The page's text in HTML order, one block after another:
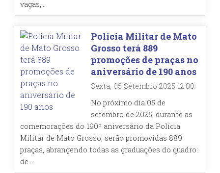
vagas,...
Polícia Militar de Mato
Grosso terá 889
promoções de praças no
aniversário de 190 anos
Sexta, 05 Setembro 2025 12:00
No próximo dia 05 de
setembro de 2025, durante as
comemorações do 190º aniversário da Polícia
Militar de Mato Grosso, serão promovidas 889
praças, abrangendo todas as graduações do quadro:
de...